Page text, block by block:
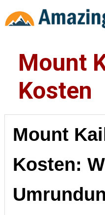
Mount
Kosten
Mount
Kosten: